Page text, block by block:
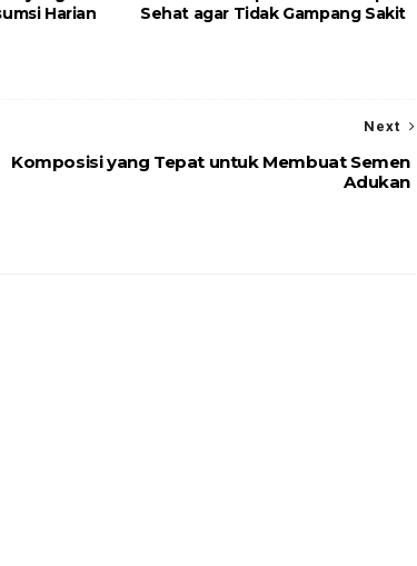
Harian
Sehat agar Tidak Gampang Sakit
Next
Komposisi yang Tepat untuk Membuat Semen
Adukan